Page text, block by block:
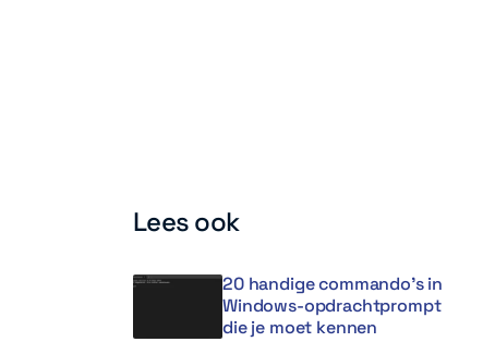
Lees ook
20 handige commando’s in
Windows-opdrachtprompt
die je moet kennen